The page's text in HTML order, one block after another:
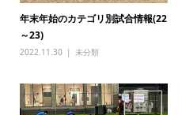
年末年始のカテゴリ別試合情報(22
～23)
2022.11.30 未分類